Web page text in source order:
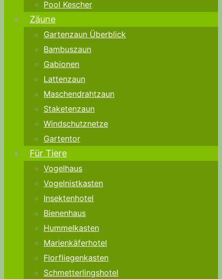
Pool Kescher
Zäune
Gartenzaun Überblick
Bambuszaun
Gabionen
Lattenzaun
Maschendrahtzaun
Staketenzaun
Windschutznetze
Gartentor
Für Tiere
Vogelhaus
Vogelnistkasten
Insektenhotel
Bienenhaus
Hummelkasten
Marienkäferhotel
Florfliegenkasten
Schmetterlingshotel